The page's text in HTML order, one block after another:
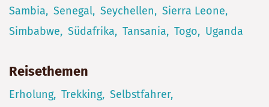
Sambia
Senegal Seychellen
Sierra Leone
Simbabwe
Südafrika Tansania Togo Uganda
Reisethemen
Erholung Trekking Selbstfahrer